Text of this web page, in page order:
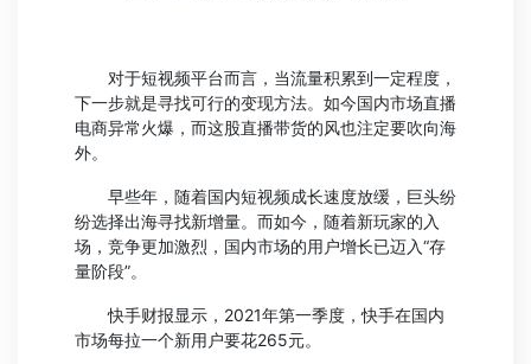
对于短视频平台而言，当流量积累到一定程度，
下一步就是寻找可行的变现方法。如今国内市场直播
电商异常火爆，而这股直播带货的风也注定要吹向海
外。
早些年，随着国内短视频成长速度放缓，巨头纷
纷选择出海寻找新增量。而如今，随着新玩家的入
场，竞争更加激烈，国内市场的用户增长已迈入“存
量阶段”。
快手财报显示，2021年第一季度，快手在国内
市场每拉一个新用户要花265元。